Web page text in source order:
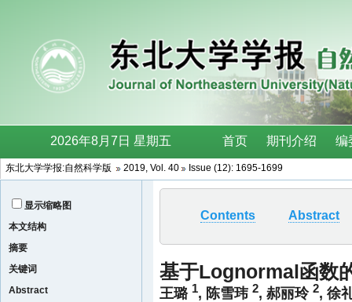
东北大学学报:自然科学版 2019, Vol. 40 Issue (12): 1695-1699
显示缩略图
本文结构
摘要
关键词
Abstract
Contents Abstract
基于Lognormal函数
王璐 1, 陈雪玮 2, 郝丽玲 2, 徐